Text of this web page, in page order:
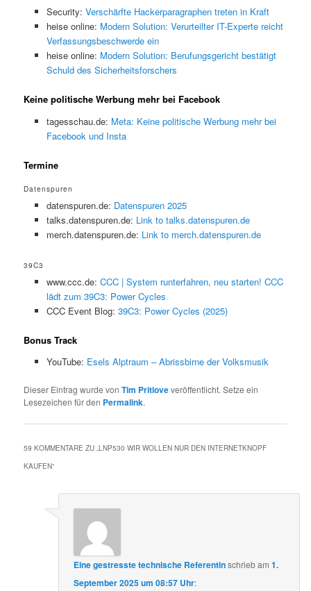
Security: Verschärfte Hackerparagraphen treten in Kraft
heise online: Modern Solution: Verurteilter IT-Experte reicht
Verfassungsbeschwerde ein
heise online: Modern Solution: Berufungsgericht bestätigt
Schuld des Sicherheitsforschers
Keine politische Werbung mehr bei Facebook
tagesschau.de: Meta: Keine politische Werbung mehr bei
Facebook und Insta
Termine
Datenspuren
datenspuren.de: Datenspuren 2025
talks.datenspuren.de: Link to talks.datenspuren.de
merch.datenspuren.de: Link to merch.datenspuren.de
39C3
www.ccc.de: CCC | System runterfahren, neu starten! CCC
lädt zum 39C3: Power Cycles
CCC Event Blog: 39C3: Power Cycles (2025)
Bonus Track
YouTube: Esels Alptraum – Abrissbirne der Volksmusik
Dieser Eintrag wurde vonTim Pritloveveröffentlicht. Setze ein
Lesezeichen für den Permalink.
59 KOMMENTARE ZU „LNP530 WIR WOLLEN NUR DEN INTERNETKNOPF
KAUFEN“
Eine gestresste technische Referentinschriebam1.
September 2025 um 08:57 Uhr: